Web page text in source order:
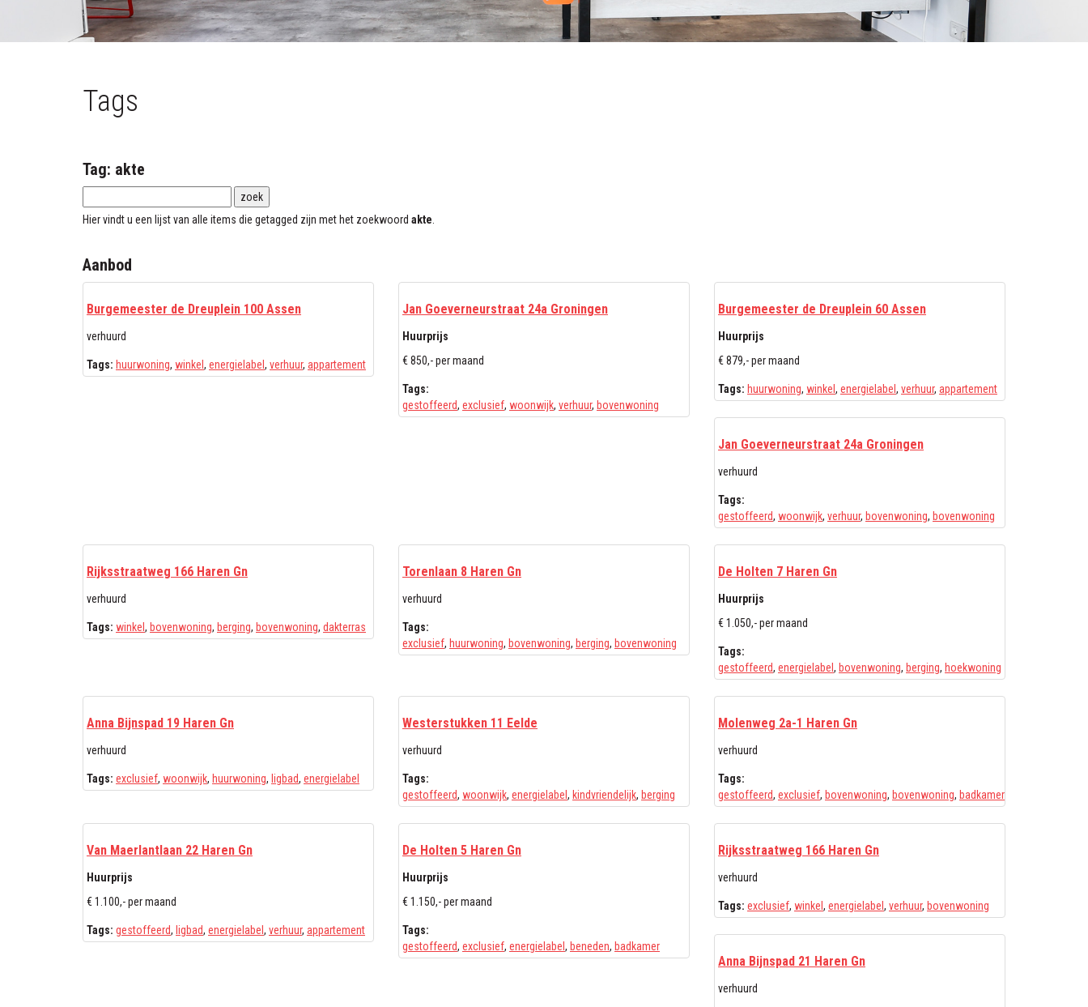
Tags
Tag: akte
Hier vindt u een lijst van alle items die getagged zijn met het zoekwoord akte
Aanbod
Burgemeester de Dreuplein 100 Assen
verhuurd
Tags: huurwoning, winkel , energielabel , verhuur, appartement
Jan Goeverneurstraat 24a Groningen
Huurprijs
€ 850,- per maand
Tags:
gestoffeerd, exclusief, woonwijk, verhuur, bovenwoning
Burgemeester de Dreuplein 60 Assen
Huurprijs
€ 879,- per maand
Tags: huurwoning, winkel , energielabel , verhuur, appartement
Jan Goeverneurstraat 24a Groningen
verhuurd
Tags:
gestoffeerd, woonwijk, verhuur, bovenwoning, bovenwoning
Rijksstraatweg 166 Haren Gn
verhuurd
Tags: winkel , bovenwoning, berging, bovenwoning, dakterras
Torenlaan 8 Haren Gn
verhuurd
Tags:
exclusief, huurwoning, bovenwoning, berging, bovenwoning
De Holten 7 Haren Gn
Huurprijs
€ 1.050,- per maand
Tags:
gestoffeerd, energielabel , bovenwoning, berging, hoekwoning
Anna Bijnspad 19 Haren Gn
verhuurd
Tags: exclusief, woonwijk, huurwoning, ligbad, energielabel
Westerstukken 11 Eelde
verhuurd
Tags:
gestoffeerd, woonwijk, energielabel , kindvriendelijk, berging
Molenweg 2a-1 Haren Gn
verhuurd
Tags:
gestoffeerd, exclusief, bovenwoning, bovenwoning, badkamer
Van Maerlantlaan 22 Haren Gn
Huurprijs
€ 1.100,- per maand
Tags: gestoffeerd, ligbad, energielabel , verhuur, appartement
De Holten 5 Haren Gn
Huurprijs
€ 1.150,- per maand
Tags:
gestoffeerd, exclusief, energielabel , beneden, badkamer
Rijksstraatweg 166 Haren Gn
verhuurd
Tags: exclusief, winkel , energielabel , verhuur, bovenwoning
Anna Bijnspad 21 Haren Gn
verhuurd